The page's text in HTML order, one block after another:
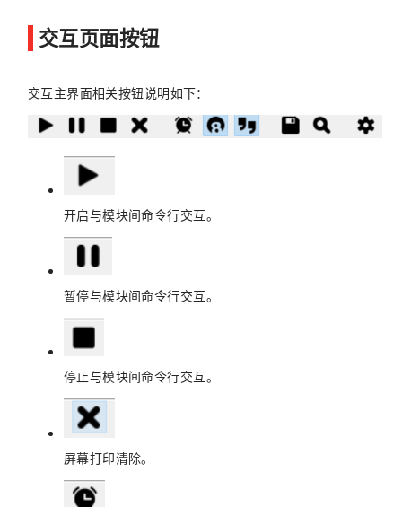
交互页面按钮
交互主界面相关按钮说明如下：
开启与模块间命令行交互。
暂停与模块间命令行交互。
停止与模块间命令行交互。
屏幕打印清除。